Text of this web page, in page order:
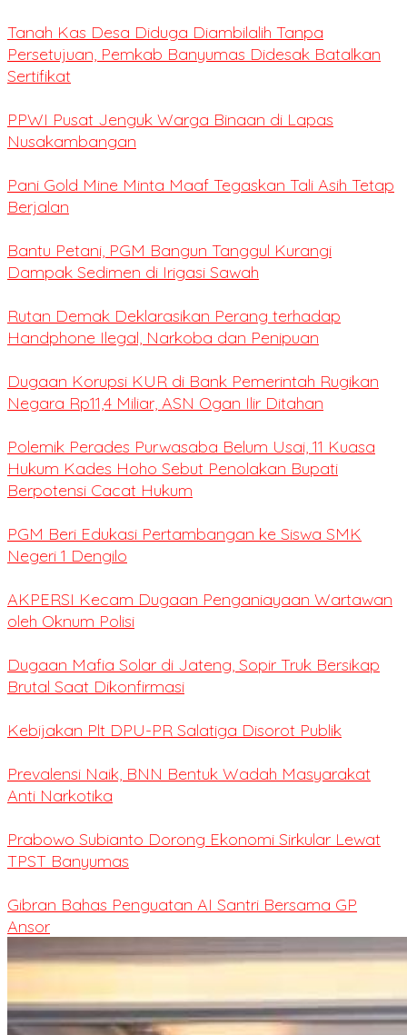
Tanah Kas Desa Diduga Diambilalih Tanpa
Persetujuan, Pemkab Banyumas Didesak Batalkan
Sertifikat
PPWI Pusat Jenguk Warga Binaan di Lapas
Nusakambangan
Pani Gold Mine Minta Maaf Tegaskan Tali Asih Tetap
Berjalan
Bantu Petani, PGM Bangun Tanggul Kurangi
Dampak Sedimen di Irigasi Sawah
Rutan Demak Deklarasikan Perang terhadap
Handphone Ilegal, Narkoba dan Penipuan
Dugaan Korupsi KUR di Bank Pemerintah Rugikan
Negara Rp11,4 Miliar, ASN Ogan Ilir Ditahan
Polemik Perades Purwasaba Belum Usai, 11 Kuasa
Hukum Kades Hoho Sebut Penolakan Bupati
Berpotensi Cacat Hukum
PGM Beri Edukasi Pertambangan ke Siswa SMK
Negeri 1 Dengilo
AKPERSI Kecam Dugaan Penganiayaan Wartawan
oleh Oknum Polisi
Dugaan Mafia Solar di Jateng, Sopir Truk Bersikap
Brutal Saat Dikonfirmasi
Kebijakan Plt DPU-PR Salatiga Disorot Publik
Prevalensi Naik, BNN Bentuk Wadah Masyarakat
Anti Narkotika
Prabowo Subianto Dorong Ekonomi Sirkular Lewat
TPST Banyumas
Gibran Bahas Penguatan AI Santri Bersama GP
Ansor